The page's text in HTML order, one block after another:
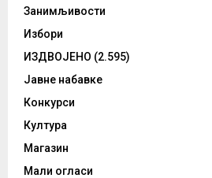
Занимљивости
Избори
ИЗДВОЈЕНО (2.595)
Јавне набавке
Конкурси
Култура
Магазин
Мали огласи